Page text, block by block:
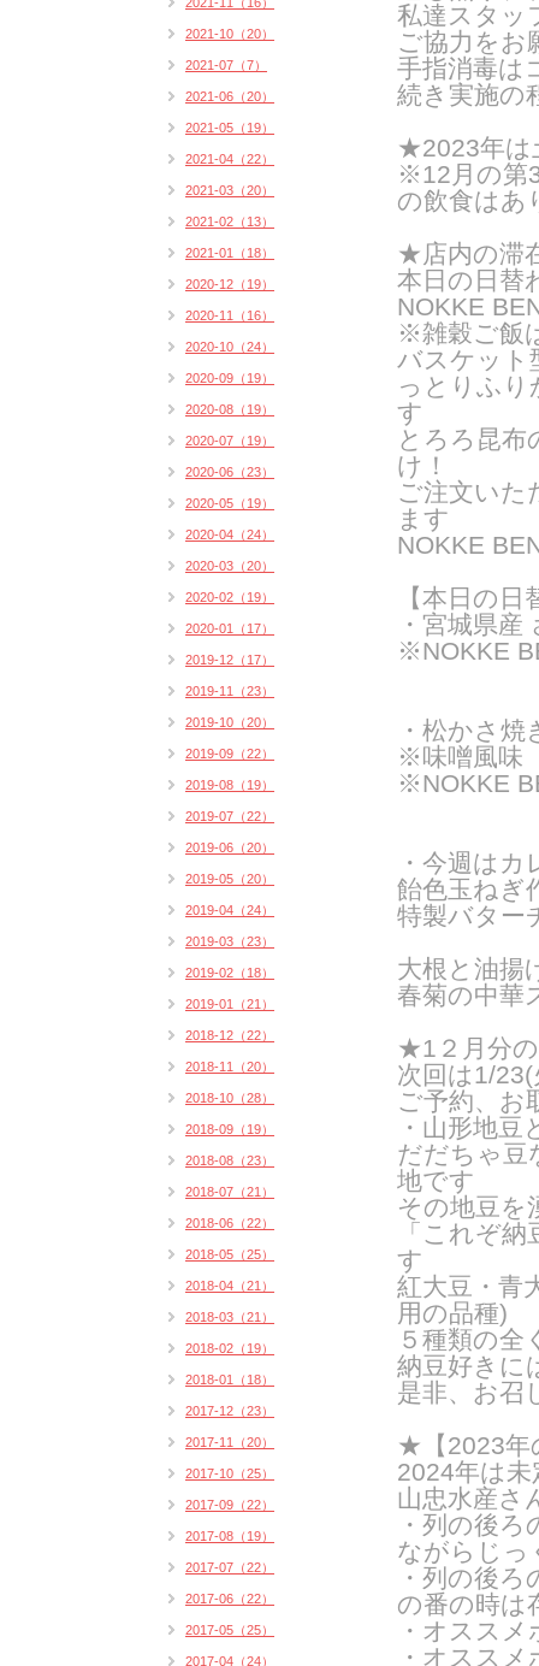
私達スタッ
ご協力をお
手指消毒は
続き実施の
★2023年は
※12月の第
の飲食はあ
★店内の滞
本日の日替
NOKKE
※雑穀ご飯
バスケット
っとりふり
す
とろろ昆布
け！
ご注文いた
ま す
NOKKE
【本日の
・宮城県
※NOKKE
・松かさ
※味噌風味
※NOKKE
・今週は
飴色玉ねぎ
特製バター
大根と油揚
春菊の中華
★1２月分
次回は1/
ご予約、 お
・山形地
だだちゃ豆
地です
その地豆を
「これぞ
す
紅大豆・青
用の品種)
５種類の全
納豆好きに
是非、お召
★【2023年
2024年は
山忠水産さ
・列の後
ながらじっ
・列の後
の番の時は
・オスス
・オスス
2021-10（20）
2021-07（7）
2021-06（20）
2021-05（19）
2021-04（22）
2021-03（20）
2021-02（13）
2021-01（18）
2020-12（19）
2020-11（16）
2020-10（24）
2020-09（19）
2020-08（19）
2020-07（19）
2020-06（23）
2020-05（19）
2020-04（24）
2020-03（20）
2020-02（19）
2020-01（17）
2019-12（17）
2019-11（23）
2019-10（20）
2019-09（22）
2019-08（19）
2019-07（22）
2019-06（20）
2019-05（20）
2019-04（24）
2019-03（23）
2019-02（18）
2019-01（21）
2018-12（22）
2018-11（20）
2018-10（28）
2018-09（19）
2018-08（23）
2018-07（21）
2018-06（22）
2018-05（25）
2018-04（21）
2018-03（21）
2018-02（19）
2018-01（18）
2017-12（23）
2017-11（20）
2017-10（25）
2017-09（22）
2017-08（19）
2017-07（22）
2017-06（22）
2017-05（25）
2017-04（24）